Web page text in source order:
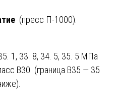
(пресс П-1000).
1, 33. 8, 34. 5, 35. 5 МПа
В30 (граница В35 — 35